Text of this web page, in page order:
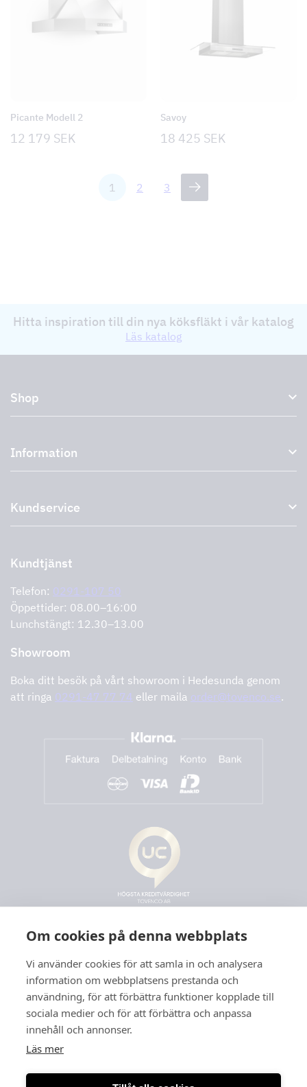
Om cookies på denna webbplats
Vi använder cookies för att samla in och analysera
information om webbplatsens prestanda och
användning, för att förbättra funktioner kopplade till
sociala medier och för att förbättra och anpassa
innehåll och annonser.
Läs mer
Picante Modell 2
12 179 SEK
Savoy
18 425 SEK
1 2 3
Hitta inspiration till din nya köksfläkt i vår katalog
Läs katalog
Shop
Externa fläktar
Plasmafilter
Outlet
Storköksprodukter PRO
Information
Miljö
Support och service
Cookies
Kundservice
Retur av produkt
Support och service
Kundtjänst
Telefon: 0291-107 50
Öppettider: 08.00–16:00
Lunchstängt: 12.30–13.00
Showroom
Boka ditt besök på vårt showroom i Hedesunda genom
att ringa 0291-47 77 74 eller maila order@tovenco.se.